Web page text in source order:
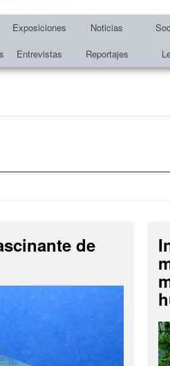
Exposiciones Noticias
Entrevistas Reportajes
de